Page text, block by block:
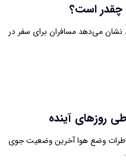
چقدر است؟
می‌دهد مسافران برای سفر در
روزهای آینده
وضع هوا آخرین وضعیت جوی